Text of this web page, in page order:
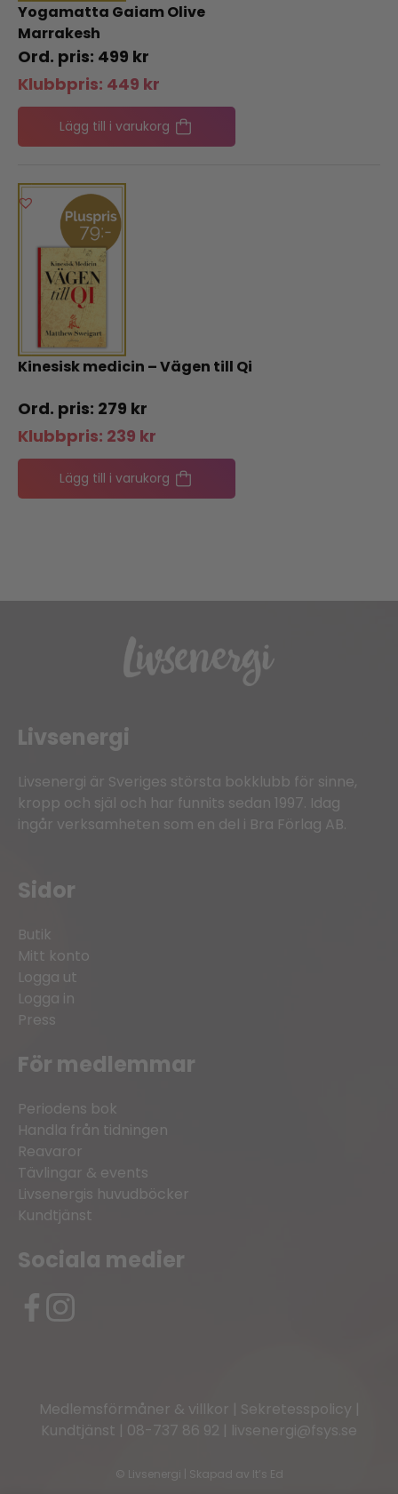
Yogamatta Gaiam Olive
Marrakesh
499 kr
Klubbpris: 449 kr
Lägg till i varukorg
Kinesisk medicin – Vägen till Qi
279 kr
Klubbpris: 239 kr
Lägg till i varukorg
Livsenergi
Livsenergi är Sveriges största bokklubb för sinne,
kropp och själ och har funnits sedan 1997. Idag
ingår verksamheten som en del i Bra Förlag AB.
Sidor
Butik
Mitt konto
Logga ut
Logga in
Press
För medlemmar
Periodens bok
Handla från tidningen
Reavaror
Tävlingar & events
Livsenergis huvudböcker
Kundtjänst
Sociala medier
Medlemsförmåner & villkor | Sekretesspolicy |
Kundtjänst | 08-737 86 92 | livsenergi@fsys.se
© Livsenergi | Skapad av It’s Ed